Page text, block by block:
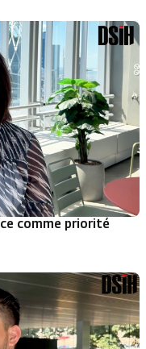
comme priorité